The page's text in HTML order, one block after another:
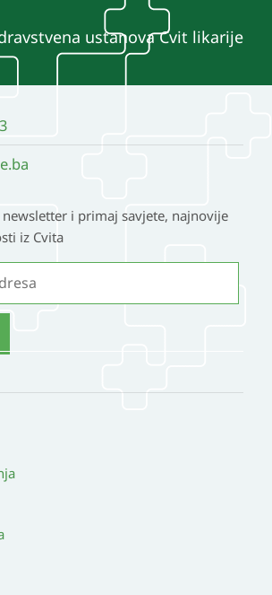
ustanova Cvit likarije
newsletter i primaj savjete, najnovije
iz Cvita